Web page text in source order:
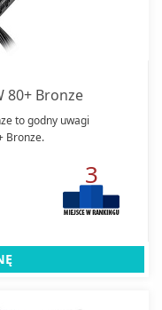
80+ Bronze
to godny uwagi
Bronze.
3